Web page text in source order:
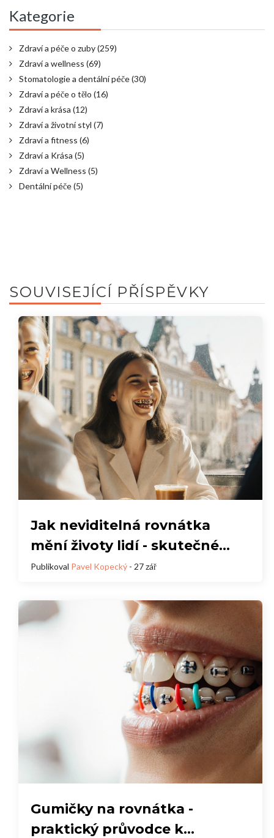
Kategorie
Zdraví a péče o zuby(259)
Zdraví a wellness (69)
Stomatologie a dentální péče(30)
Zdraví a péče o tělo (16)
Zdraví a krása (12)
Zdraví a životní styl (7)
Zdraví a fitness (6)
Zdraví a Krása (5)
Zdraví a Wellness (5)
Dentální péče(5)
SOUVISEJÍCÍ PŘÍSPĚVKY
Jak neviditelná rovnátka
mění životy lidí - skutečné
příběhy a výhody
Publikoval Pavel Kopecký - 27 zář
Gumičky na rovnátka -
praktický průvodce k